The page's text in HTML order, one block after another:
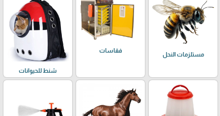
مستلزمات النحل
فقاسات
شنط للحيوانات